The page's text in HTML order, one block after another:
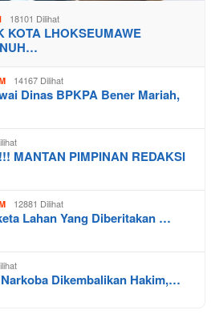
18101 Dilihat
KOTA LHOKSEUMAWE
14167 Dilihat
Dinas BPKPA Bener Mariah,
MANTAN PIMPINAN REDAKSI
12881 Dilihat
Lahan Yang Diberitakan …
Dikembalikan Hakim,…